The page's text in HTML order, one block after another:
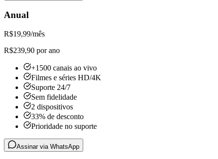
Anual
R$19,99/mês
R$239,90 por ano
+1500 canais ao vivo
Filmes e séries HD/4K
Suporte 24/7
Sem fidelidade
2 dispositivos
33% de desconto
Prioridade no suporte
Assinar via WhatsApp